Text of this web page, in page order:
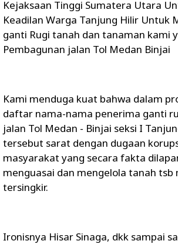
Kejaksaan Tinggi Sumatera Utara
Keadilan Warga Tanjung Hilir Untuk
ganti Rugi tanah dan tanaman kami
Pembagunan jalan Tol Medan Binjai
Kami menduga kuat bahwa dalam
daftar nama-nama penerima ganti
jalan Tol Medan - Binjai seksi I
tersebut sarat dengan dugaan
masyarakat yang secara fakta
menguasai dan mengelola tanah tsb
tersingkir.
Ironisnya Hisar Sinaga, dkk sampai